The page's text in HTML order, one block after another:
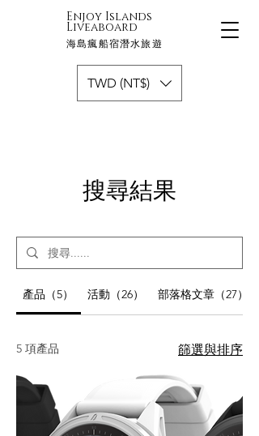
Enjoy Islands
Liveaboard
海島瘋船宿潛水旅遊
TWD (NT$)
搜尋結果
產品（5） 活動（26） 部落格文章（27）
5 項產品 篩選與排序